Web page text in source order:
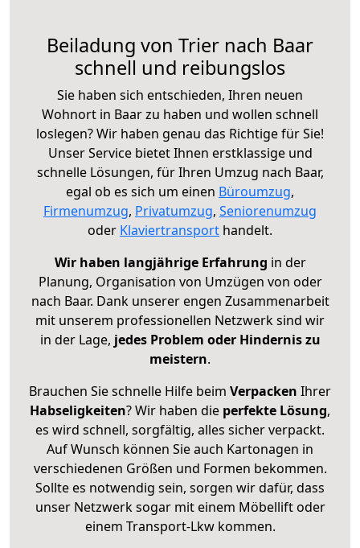
Beiladung von Trier nach Baar
schnell und reibungslos
Sie haben sich entschieden, Ihren neuen
Wohnort in Baar zu haben und wollen schnell
loslegen? Wir haben genau das Richtige für Sie!
Unser Service bietet Ihnen erstklassige und
schnelle Lösungen, für Ihren Umzug nach Baar,
egal ob es sich um einen Büroumzug,
Firmenumzug, Privatumzug, Seniorenumzug
oder Klaviertransport handelt.
Wir haben langjährige Erfahrung in der
Planung, Organisation von Umzügen von oder
nach Baar. Dank unserer engen Zusammenarbeit
mit unserem professionellen Netzwerk sind wir
in der Lage, jedes Problem oder Hindernis zu
meistern.
Brauchen Sie schnelle Hilfe beim Verpacken Ihrer
Habseligkeiten? Wir haben die perfekte Lösung,
es wird schnell, sorgfältig, alles sicher verpackt.
Auf Wunsch können Sie auch Kartonagen in
verschiedenen Größen und Formen bekommen.
Sollte es notwendig sein, sorgen wir dafür, dass
unser Netzwerk sogar mit einem Möbellift oder
einem Transport-Lkw kommen.